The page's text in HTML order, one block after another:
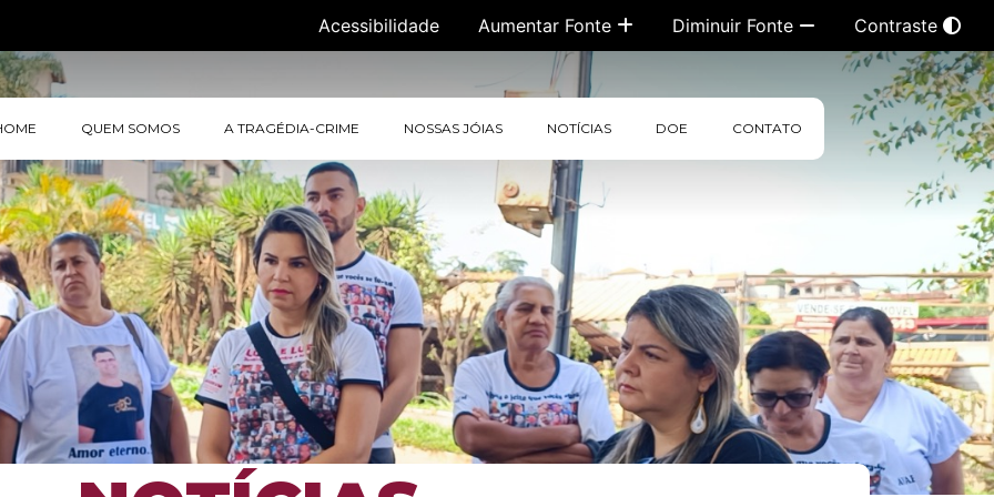
Acessibilidade Aumentar Fonte Diminuir Fonte Contraste
QUEM SOMOS A TRAGÉDIA-CRIME NOSSAS JÓIAS NOTÍCIAS DOE CONTATO